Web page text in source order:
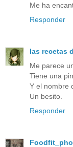
Me ha
Responder
las recetas
Me parece
Tiene una
Y el nombre
Un besito.
Responder